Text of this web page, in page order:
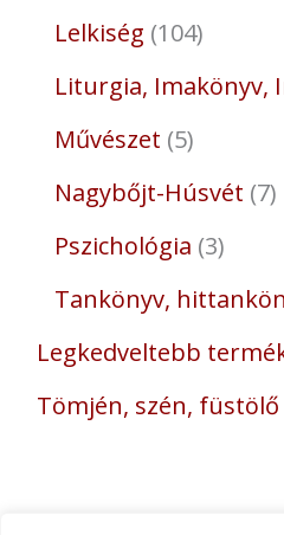
Lelkiség 104
Liturgia, Imakönyv,
Művészet 5
Nagybőjt-Húsvét 7
Pszichológia 3
Tankönyv,
Legkedveltebb
Tömjén, szén, füstölő